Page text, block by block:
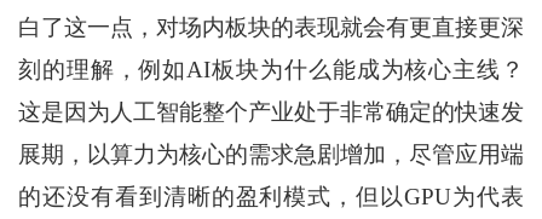
白了这一点，对场内板块的表现就会有更直接更深
刻的理解，例如AI板块为什么能成为核心主线？
这是因为人工智能整个产业处于非常确定的快速发
展期，以算力为核心的需求急剧增加，尽管应用端
的还没有看到清晰的盈利模式，但以GPU为代表